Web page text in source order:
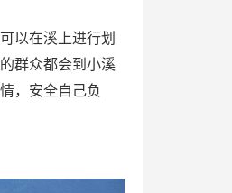
以在溪上进行划
群众都会到小溪
，安全自己负